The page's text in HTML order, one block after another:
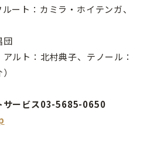
ート：カミラ・ホイテンガ、
団
ルト：北村典子、テノール：
サービス03-5685-0650